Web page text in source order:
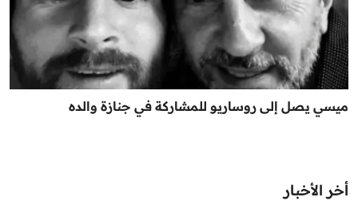
ميسي يصل إلى روساريو للمشاركة في جنازة والده
أخر الأخبار